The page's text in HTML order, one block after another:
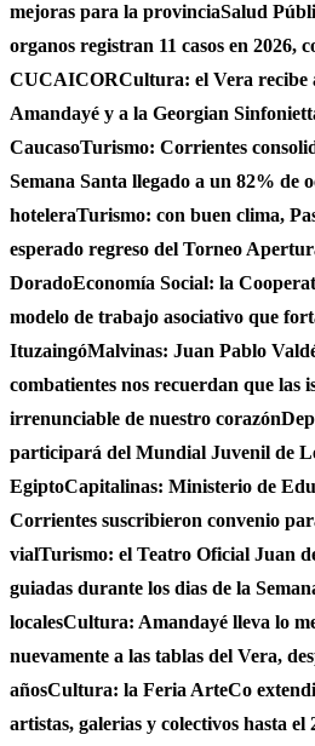
mejoras para la provinciaSalud
organos registran 11 casos en 2026,
CUCAICORCultura: el Vera recibe
Amandayé y a la Georgian
CaucasoTurismo: Corrientes
Semana Santa llegado a un 82% de
hoteleraTurismo: con buen clima,
esperado regreso del Torneo
DoradoEconomía Social: la
modelo de trabajo asociativo que
ItuzaingóMalvinas: Juan Pablo
combatientes nos recuerdan que las
irrenunciable de nuestro corazón
participará del Mundial Juvenil de
EgiptoCapitalinas: Ministerio de
Corrientes suscribieron convenio
vialTurismo: el Teatro Oficial Juan
guiadas durante los dias de la
localesCultura: Amandayé lleva lo
nuevamente a las tablas del Vera,
añosCultura: la Feria ArteCo
artistas, galerias y colectivos hasta el